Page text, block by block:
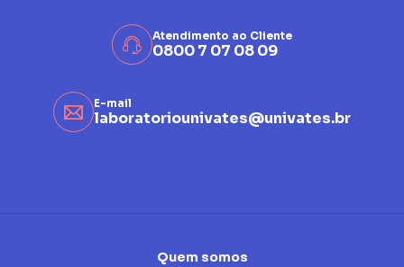
Atendimento ao Cliente
0800 7 07 08 09
E-mail
laboratoriounivates@univates.br
Quem somos